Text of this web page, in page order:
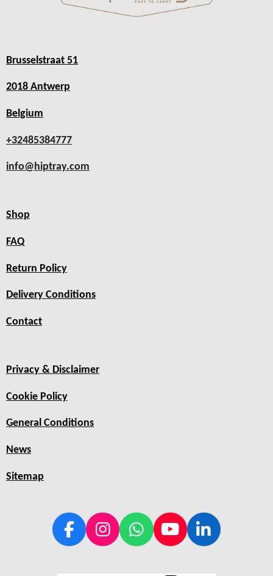
Brusselstraat 51
2018 Antwerp
Belgium
+32485384777
info@hiptray.com
Shop
FAQ
Return Policy
Delivery Conditions
Contact
Privacy & Disclaimer
Cookie Policy
General Conditions
News
Sitemap
F
I
W
Y
L